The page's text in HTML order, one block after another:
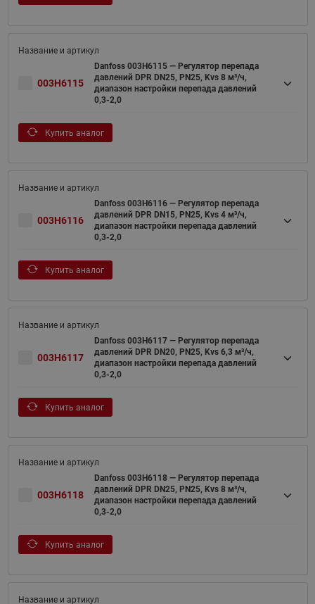
003H6115
Danfoss 003H6115 — Регулятор перепада
давлений DPR DN25, PN25, Kvs 8 м³/ч,
диапазон настройки перепада давлений
0,3-2,0
Купить аналог
003H6116
Danfoss 003H6116 — Регулятор перепада
давлений DPR DN15, PN25, Kvs 4 м³/ч,
диапазон настройки перепада давлений
0,3-2,0
Купить аналог
003H6117
Danfoss 003H6117 — Регулятор перепада
давлений DPR DN20, PN25, Kvs 6,3 м³/ч,
диапазон настройки перепада давлений
0,3-2,0
Купить аналог
003H6118
Danfoss 003H6118 — Регулятор перепада
давлений DPR DN25, PN25, Kvs 8 м³/ч,
диапазон настройки перепада давлений
0,3-2,0
Купить аналог